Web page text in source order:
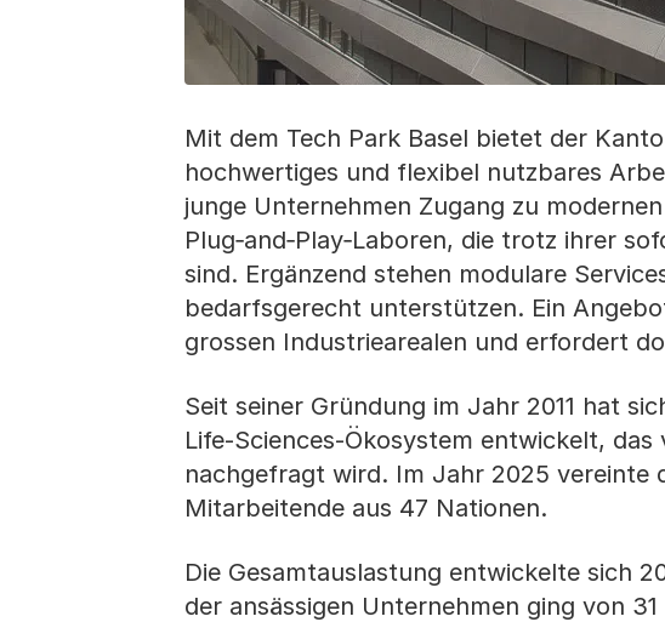
Mit dem Tech Park Basel bietet der
hochwertiges und flexibel nutzbares
junge Unternehmen Zugang zu
Plug‑and‑Play‑Laboren, die trotz ihrer
sind. Ergänzend stehen modulare
bedarfsgerecht unterstützen. Ein
grossen Industriearealen und erfordert
Seit seiner Gründung im Jahr 2011 hat
Life-Sciences-Ökosystem entwickelt,
nachgefragt wird. Im Jahr 2025
Mitarbeitende aus 47 Nationen.
Die Gesamtauslastung entwickelte sich
der ansässigen Unternehmen ging von